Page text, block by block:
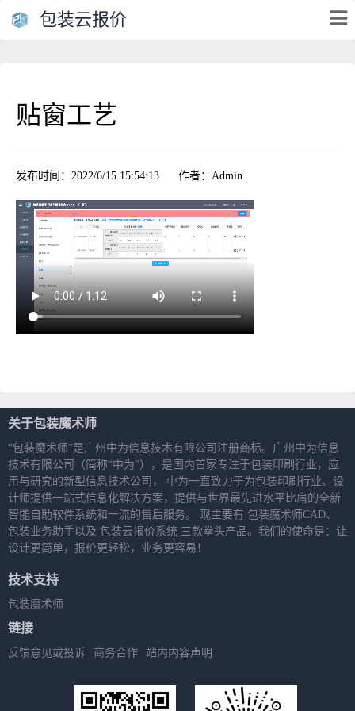
包装云报价
贴窗工艺
发布时间：2022/6/15 15:54:13 作者：Admin
关于包装魔术师
“包装魔术师”是广州中为信息技术有限公司注册商标。广州中为信息
技术有限公司（简称“中为”），是国内首家专注于包装印刷行业，应
用与研究的新型信息技术公司， 中为一直致力于为包装印刷行业、设
计师提供一站式信息化解决方案，提供与世界最先进水平比肩的全新
智能自助软件系统和一流的售后服务。 现主要有 包装魔术师CAD、
包装业务助手以及 包装云报价系统 三款拳头产品。我们的使命是：让
设计更简单，报价更轻松，业务更容易！
技术支持
包装魔术师
链接
反馈意见或投诉 商务合作 站内内容声明